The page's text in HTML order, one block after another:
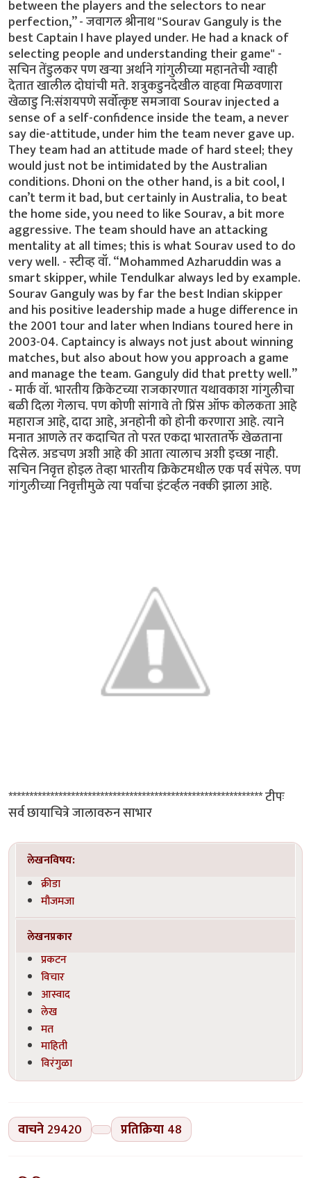
between the players and the selectors to near
perfection,” - जवागल श्रीनाथ "Sourav Ganguly is the
best Captain I have played under. He had a knack of
selecting people and understanding their game" -
सचिन तेंडुलकर पण खर्‍या अर्थाने गांगुलीच्या महानतेची ग्वाही
देतात खालील दोघांची मते. शत्रुकडुनदेखील वाहवा मिळवणारा
खेळाडु नि:संशयपणे सर्वोत्कृष्ट समजावा Sourav injected a
sense of a self-confidence inside the team, a never
say die-attitude, under him the team never gave up.
They team had an attitude made of hard steel; they
would just not be intimidated by the Australian
conditions. Dhoni on the other hand, is a bit cool, I
can’t term it bad, but certainly in Australia, to beat
the home side, you need to like Sourav, a bit more
aggressive. The team should have an attacking
mentality at all times; this is what Sourav used to do
very well. - स्टीव्ह वॉ. “Mohammed Azharuddin was a
smart skipper, while Tendulkar always led by example.
Sourav Ganguly was by far the best Indian skipper
and his positive leadership made a huge difference in
the 2001 tour and later when Indians toured here in
2003-04. Captaincy is always not just about winning
matches, but also about how you approach a game
and manage the team. Ganguly did that pretty well.”
- मार्क वॉ. भारतीय क्रिकेटच्या राजकारणात यथावकाश गांगुलीचा
बळी दिला गेलाच. पण कोणी सांगावे तो प्रिंस ऑफ कोलकता आहे
महाराज आहे, दादा आहे, अनहोनी को होनी करणारा आहे. त्याने
मनात आणले तर कदाचित तो परत एकदा भारतातर्फे खेळताना
दिसेल. अडचण अशी आहे की आता त्यालाच अशी इच्छा नाही.
सचिन निवृत्त होइल तेव्हा भारतीय क्रिकेटमधील एक पर्व संपेल. पण
गांगुलीच्या निवृत्तीमुळे त्या पर्वाचा इंटर्व्हल नक्की झाला आहे.
************************************************************* टीपः
सर्व छायाचित्रे जालावरुन साभार
लेखनविषय:
क्रीडा
मौजमजा
लेखनप्रकार
प्रकटन
विचार
आस्वाद
लेख
मत
माहिती
विरंगुळा
वाचने 29420 प्रतिक्रिया 48